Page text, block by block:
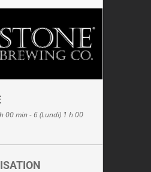
00 min - 6 (Lundi) 1 h 00